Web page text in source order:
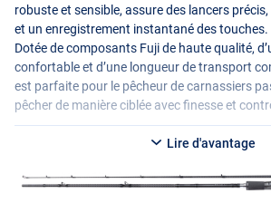
robuste et sensible, assure des lancers
et un enregistrement instantané des touches.
Dotée de composants Fuji de haute qualité,
confortable et d’une longueur de transport
est parfaite pour le pêcheur de carnassiers
pêcher de manière ciblée avec finesse et
Lire d'avantage